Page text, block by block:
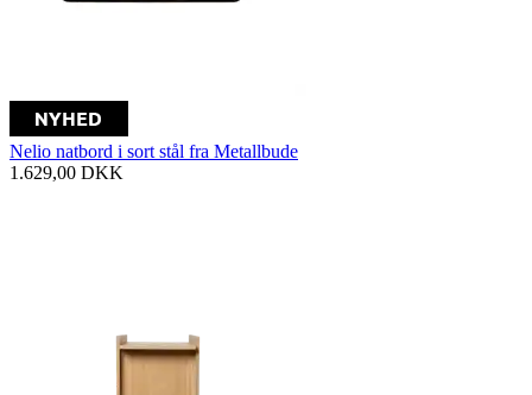
Nelio natbord i sort stål fra Metallbude
1.629,00 DKK